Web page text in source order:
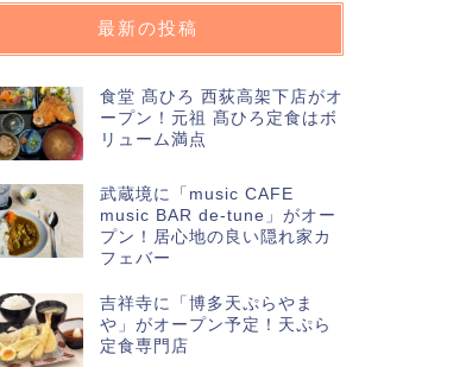
最新の投稿
食堂 髙ひろ 西荻高架下店がオ
ープン！元祖 髙ひろ定食はボ
リューム満点
武蔵境に「music CAFE
music BAR de-tune」がオー
プン！居心地の良い隠れ家カ
フェバー
吉祥寺に「博多天ぷらやま
や」がオープン予定！天ぷら
定食専門店